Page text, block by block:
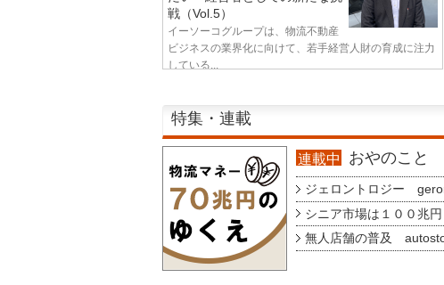
戦（Vol.5）
イーソーコグループは、物流不動産
ビジネスの業界化に向けて、若手経営人財の育成に注力
している...
特集・連載
連載中 おやのこと
ジェロントロジー
シニア市場は１００兆
無人店舗の普及